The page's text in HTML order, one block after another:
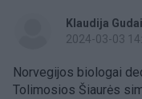
Klaudija
2024-03-03
Norvegijos biologai
Tolimosios Šiaurės